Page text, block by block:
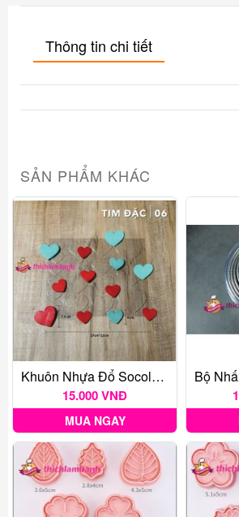
Thông tin chi tiết
SẢN PHẨM KHÁC
Khuôn Nhựa Đổ Socola Trái Tim Trang Trí
15.000 VNĐ
MUA NGAY